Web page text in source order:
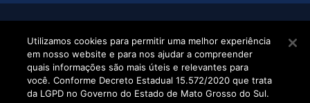
Executiva de
Transformação Digital
Utilizamos cookies para permitir uma melhor experiência
em nosso website e para nos ajudar a compreender
quais informações são mais úteis e relevantes para
você. Conforme Decreto Estadual 15.572/2020 que trata
da LGPD no Governo do Estado de Mato Grosso do Sul.